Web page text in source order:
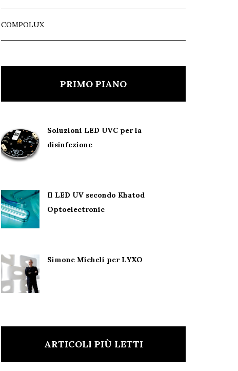
COMPOLUX
PRIMO PIANO
Soluzioni LED UVC per la
disinfezione
Il LED UV secondo Khatod
Optoelectronic
Simone Micheli per LYXO
ARTICOLI PIÙ LETTI